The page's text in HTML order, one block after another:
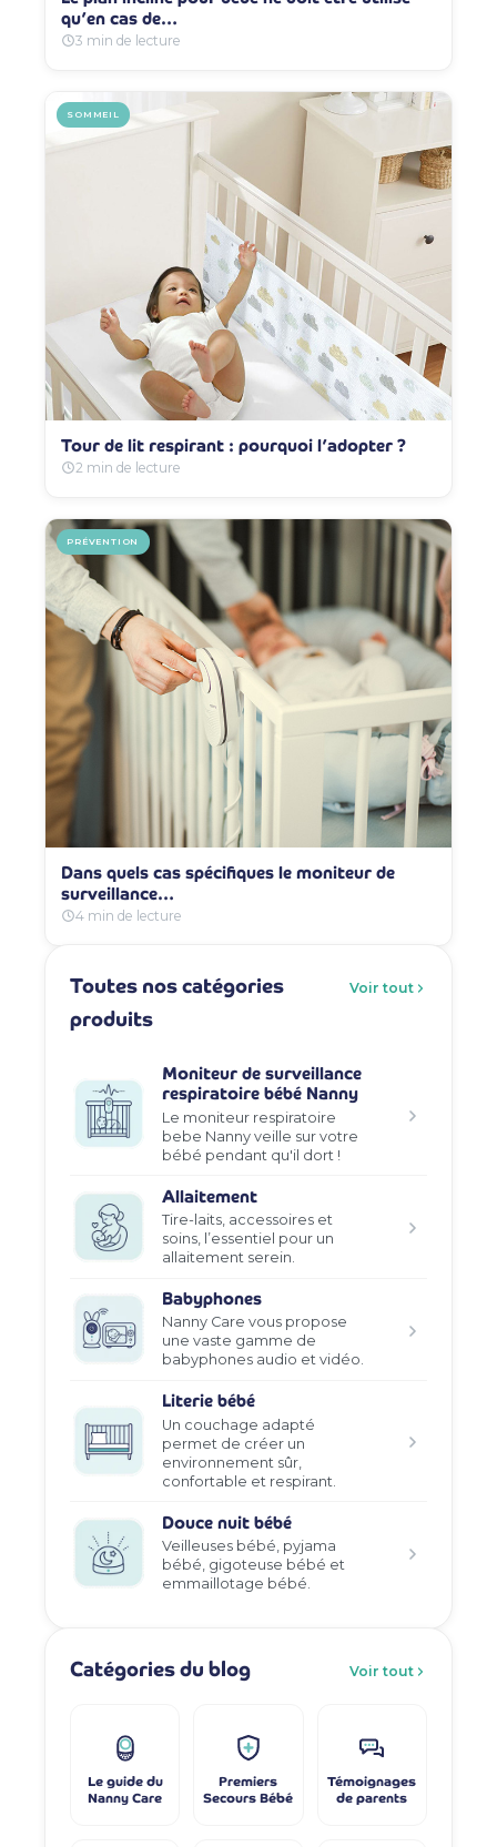
qu’en cas de…
3 min de lecture
SOMMEIL
Tour de lit respirant : pourquoi l’adopter ?
2 min de lecture
PRÉVENTION
Dans quels cas spécifiques le moniteur de
surveillance…
4 min de lecture
Toutes nos catégories
produits
Voir tout
Moniteur de surveillance
respiratoire bébé Nanny
Le moniteur respiratoire
bebe Nanny veille sur votre
bébé pendant qu'il dort !
Allaitement
Tire-laits, accessoires et
soins, l’essentiel pour un
allaitement serein.
Babyphones
Nanny Care vous propose
une vaste gamme de
babyphones audio et vidéo.
Literie bébé
Un couchage adapté
permet de créer un
environnement sûr,
confortable et respirant.
Douce nuit bébé
Veilleuses bébé, pyjama
bébé, gigoteuse bébé et
emmaillotage bébé.
Catégories du blog Voir tout
Le guide du
Nanny Care
Premiers
Secours Bébé
Témoignages
de parents